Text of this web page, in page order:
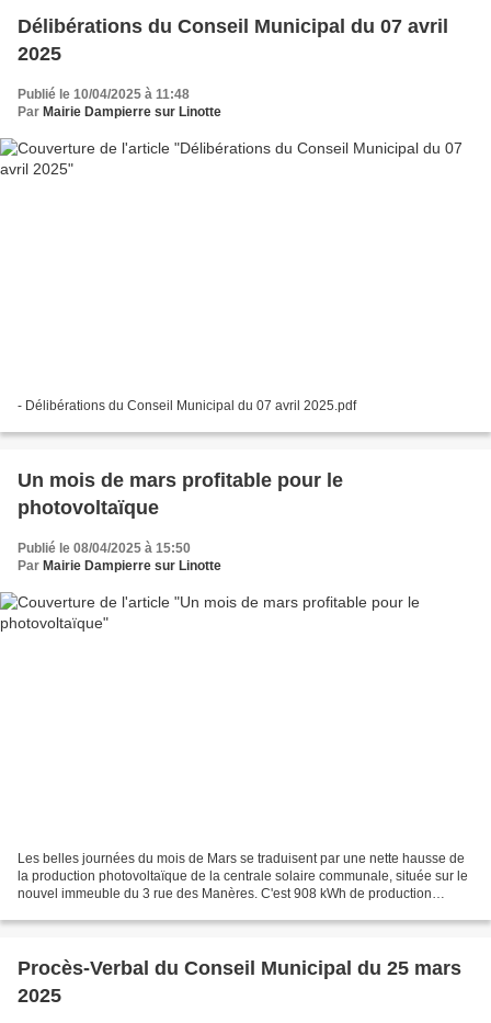
Délibérations du Conseil Municipal du 07 avril
2025
Publié le 10/04/2025 à 11:48
Par Mairie Dampierre sur Linotte
- Délibérations du Conseil Municipal du 07 avril 2025.pdf
Un mois de mars profitable pour le
photovoltaïque
Publié le 08/04/2025 à 15:50
Par Mairie Dampierre sur Linotte
Les belles journées du mois de Mars se traduisent par une nette hausse de
la production photovoltaïque de la centrale solaire communale, située sur le
nouvel immeuble du 3 rue des Manères. C'est 908 kWh de production
Procès-Verbal du Conseil Municipal du 25 mars
2025